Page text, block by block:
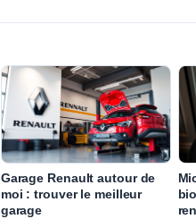
Garage Renault autour de
moi : trouver le meilleur
garage